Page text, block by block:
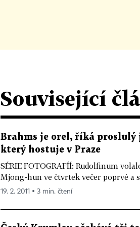
Související
Brahms je orel, říká
který hostuje v Praze
SÉRIE FOTOGRAFÍÍ: Rudolfinum
Mjong-hun ve čtvrtek večer poprvé a
19. 2. 2011 ▪ 3 min. čtení